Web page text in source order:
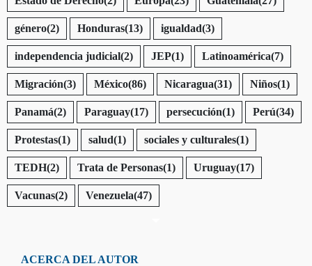
género(2) Honduras(13) igualdad(3)
independencia judicial(2) JEP(1) Latinoamérica(7)
Migración(3) México(86) Nicaragua(31) Niños(1)
Panamá(2) Paraguay(17) persecución(1) Perú(34)
Protestas(1) salud(1) sociales y culturales(1)
TEDH(2) Trata de Personas(1) Uruguay(17)
Vacunas(2) Venezuela(47)
ACERCA DEL AUTOR